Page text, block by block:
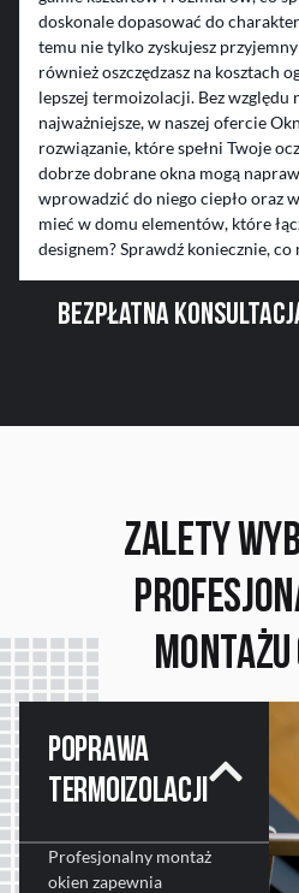
doskonale dopasować do
temu nie tylko zyskujesz
również oszczędzasz na kosztach
lepszej termoizolacji. Bez względu
najważniejsze, w naszej ofercie
rozwiązanie, które spełni Twoje
dobrze dobrane okna mogą
wprowadzić do niego ciepło oraz
mieć w domu elementów, które
designem? Sprawdź koniecznie,
BEZPŁATNA
Zalety
Poprawa
termoizolacji
Profesjonalny montaż
okien zapewnia